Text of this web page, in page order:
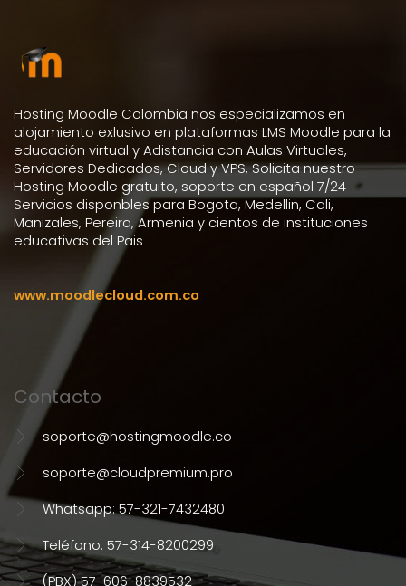
Hosting Moodle Colombia nos especializamos en
alojamiento exlusivo en plataformas LMS Moodle para la
educación virtual y Adistancia con Aulas Virtuales,
Servidores Dedicados, Cloud y VPS, Solicita nuestro
Hosting Moodle gratuito, soporte en español 7/24
Servicios disponbles para Bogota, Medellin, Cali,
Manizales, Pereira, Armenia y cientos de instituciones
educativas del Pais
www.moodlecloud.com.co
Contacto
soporte@hostingmoodle.co
soporte@cloudpremium.pro
Whatsapp: 57-321-7432480
Teléfono: 57-314-8200299
(PBX) 57-606-8839532